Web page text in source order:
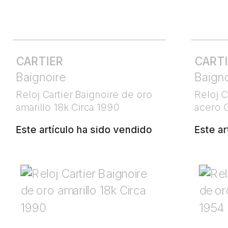
CARTIER
Baignoire
Reloj Cartier Baignoire de oro
amarillo 18k Circa 1990
Este artículo ha sido vendido
Reloj
acero
Este